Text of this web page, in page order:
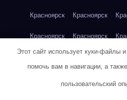
Красноярск Красноярск
Красноярск Красноярск
Красноярск
Этот сайт использует куки-файлы
помочь вам в навигации, а
пользовательский